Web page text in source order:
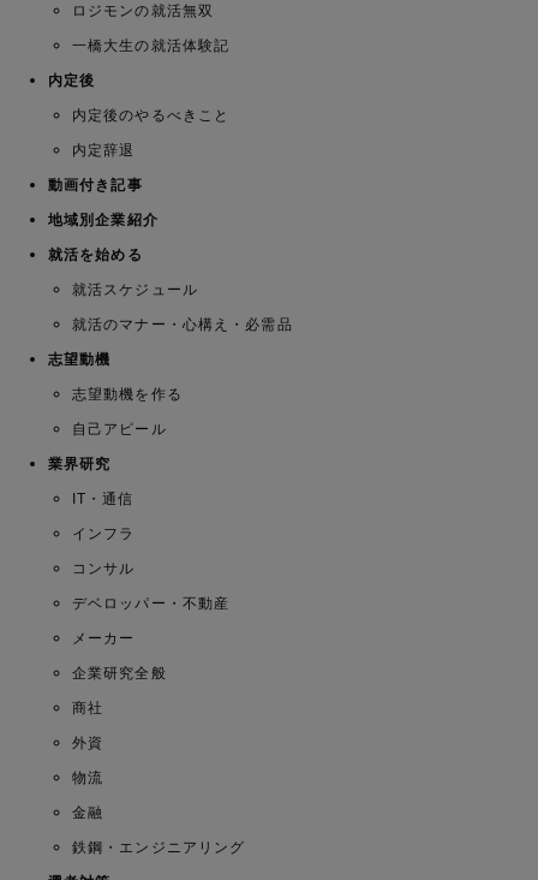
ロジモンの就活無双
一橋大生の就活体験記
内定後
内定後のやるべきこと
内定辞退
動画付き記事
地域別企業紹介
就活を始める
就活スケジュール
就活のマナー・心構え・必需品
志望動機
志望動機を作る
自己アピール
業界研究
IT・通信
インフラ
コンサル
デベロッパー・不動産
メーカー
企業研究全般
商社
外資
物流
金融
鉄鋼・エンジニアリング